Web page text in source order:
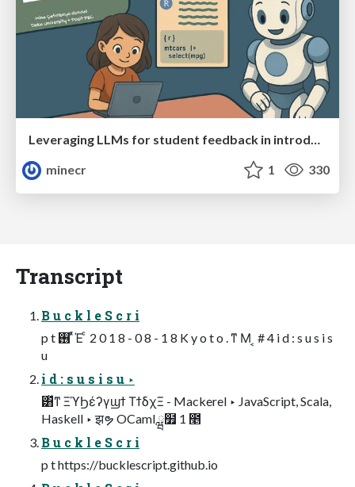
minecr
1 330
Transcript
B u c k l e S c r i
p t ࢖ ͬͯΈ ͨ 2 0 1 8 - 0 8 - 1 8 K y o t o . ͳ Μ ͔ # 4 i d : s u s i s
u
i d : s u s i s u ‣
͸ͯͳ ΞϓϦέʔγϣϯ ΤϯδχΞ - Mackerel ‣ JavaScript, Scala,
Haskell ‣ झຯ OCaml ྺ໿ 1 ೥
B u c k l e S c r i
p t https://bucklescript.github.io